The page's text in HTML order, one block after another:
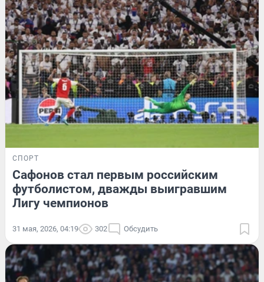
СПОРТ
Сафонов стал первым российским
футболистом, дважды выигравшим
Лигу чемпионов
31 мая, 2026, 04:19 302 Обсудить